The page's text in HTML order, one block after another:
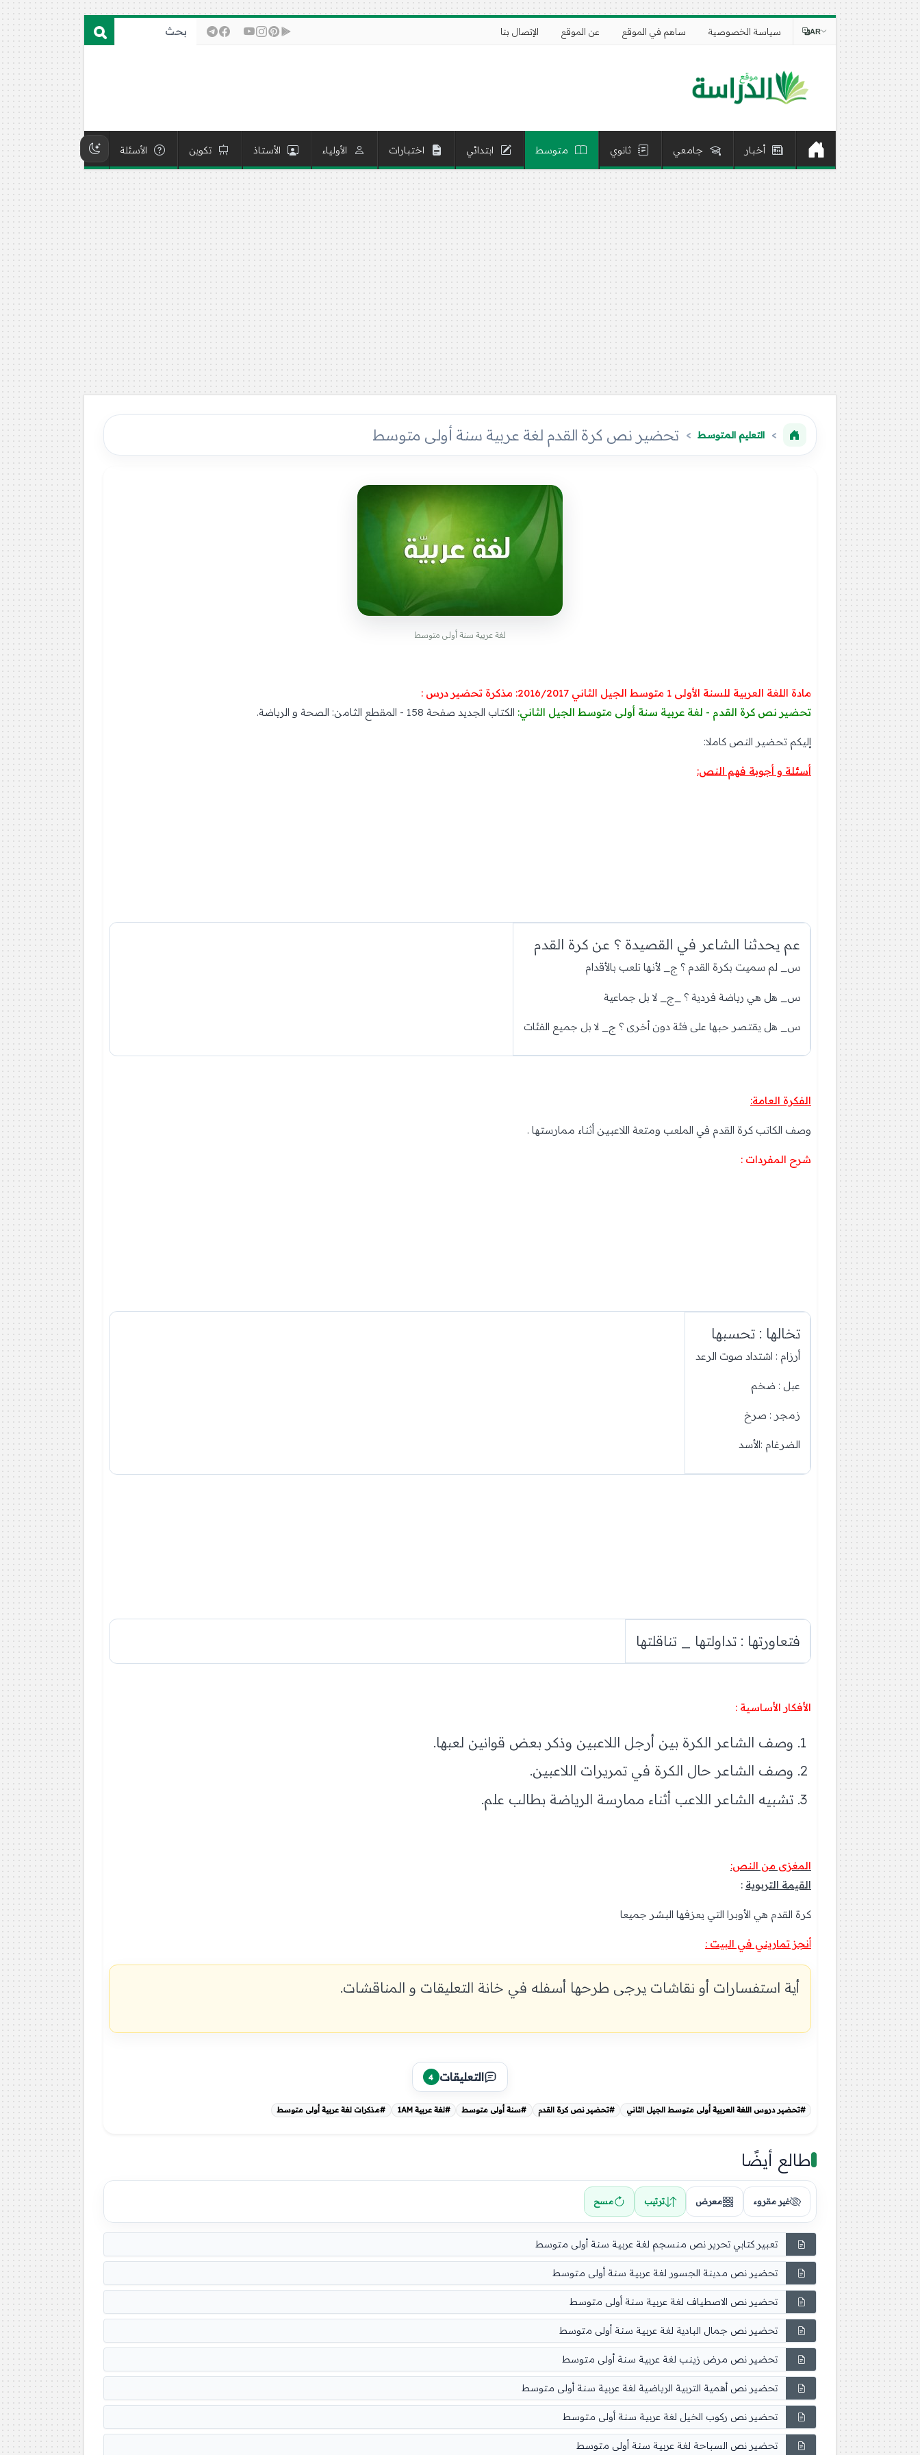
سياسة الخصوصية ساهم في الموقع عن الموقع الإتصال بنا AR
أخبار جامعي ثانوي متوسط ابتدائي اختبارات الأولياء الأستاذ تكوين الأسئلة
التعليم المتوسط تحضير نص كرة القدم لغة عربية سنة أولى متوسط
لغة عربية سنة أولى متوسط
مادة اللغة العربية للسنة الأولى 1 متوسط الجيل الثاني 2016/2017: مذكرة تحضير درس :
تحضير نص كرة القدم - لغة عربية سنة أولى متوسط الجيل الثاني: الكتاب الجديد صفحة 158 - المقطع الثامن: الصحة و الرياضة.
إليكم تحضير النص كاملا:
أسئلة و أجوبة فهم النص:
عم يحدثنا الشاعر في القصيدة ؟ عن كرة القدم
س_ لم سميت بكرة القدم ؟ ج_ لأنها تلعب بالأقدام
س_ هل هي رياضة فردية ؟ _ج_ لا بل جماعية
س_ هل يقتصر حبها على فئة دون أخرى ؟ ج_ لا بل جميع الفئات
الفكرة العامة:
وصف الكاتب كرة القدم في الملعب ومتعة اللاعبين أثناء ممارستها .
شرح المفردات :
تخالها : تحسبها
أرزام : اشتداد صوت الرعد
عبل : ضخم
زمجر : صرخ
الضرغام :الأسد
فتعاورتها : تداولتها _ تناقلتها
الأفكار الأساسية :
وصف الشاعر الكرة بين أرجل اللاعبين وذكر بعض قوانين لعبها.
وصف الشاعر حال الكرة في تمريرات اللاعبين.
تشبيه الشاعر اللاعب أثناء ممارسة الرياضة بطالب علم.
المغزى من النص:
القيمة التربوية :
كرة القدم هي الأوبرا التي يعزفها البشر جميعا
أنجز تماريني في البيت :
أية استفسارات أو نقاشات يرجى طرحها أسفله في خانة التعليقات و المناقشات.
التعليقات 4
#تحضير دروس اللغة العربية أولى متوسط الجيل الثاني #تحضير نص كرة القدم #سنة أولى متوسط #لغة عربية 1AM #مذكرات لغة عربية أولى متوسط
طالع أيضًا
غير مقروء معرض ترتيب مسح
تعبير كتابي تحرير نص منسجم لغة عربية سنة أولى متوسط
تحضير نص مدينة الجسور لغة عربية سنة أولى متوسط
تحضير نص الاصطياف لغة عربية سنة أولى متوسط
تحضير نص جمال البادية لغة عربية سنة أولى متوسط
تحضير نص مرض زينب لغة عربية سنة أولى متوسط
تحضير نص أهمية التربية الرياضية لغة عربية سنة أولى متوسط
تحضير نص ركوب الخيل لغة عربية سنة أولى متوسط
تحضير نص السباحة لغة عربية سنة أولى متوسط